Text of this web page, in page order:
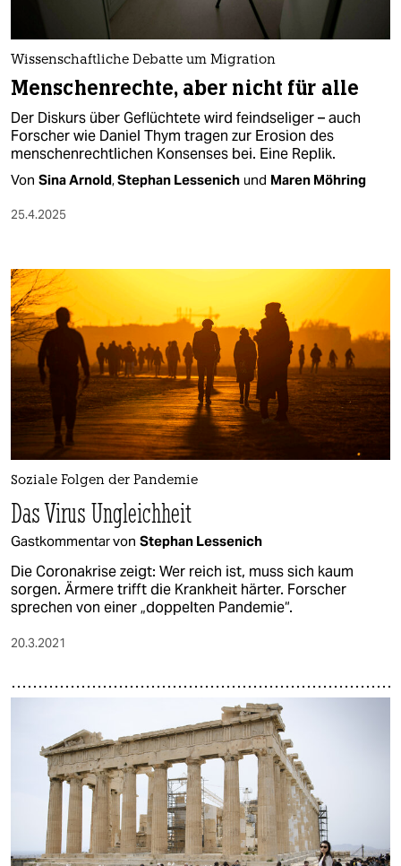
nord
wahrheit
verlag
verlag
unterstützen
abo
genossenschaft
epaper login
Wissenschaftliche Debatte um Migration
Menschenrechte, aber nicht für alle
Der Diskurs über Geflüchtete wird feindseliger – auch
Forscher wie Daniel Thym tragen zur Erosion des
menschenrechtlichen Konsenses bei. Eine Replik.
Von Sina Arnold,Stephan Lessenich und Maren Möhring
25.4.2025
Soziale Folgen der Pandemie
Das Virus Ungleichheit
Gastkommentar von Stephan Lessenich
Die Coronakrise zeigt: Wer reich ist, muss sich kaum
sorgen. Ärmere trifft die Krankheit härter. For­sche­r
sprechen von einer „doppelten Pandemie“.
20.3.2021